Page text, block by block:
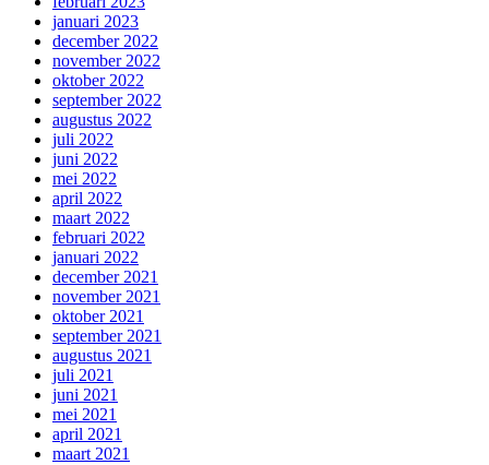
januari 2023
december 2022
november 2022
oktober 2022
september 2022
augustus 2022
juli 2022
juni 2022
mei 2022
april 2022
maart 2022
februari 2022
januari 2022
december 2021
november 2021
oktober 2021
september 2021
augustus 2021
juli 2021
juni 2021
mei 2021
april 2021
maart 2021